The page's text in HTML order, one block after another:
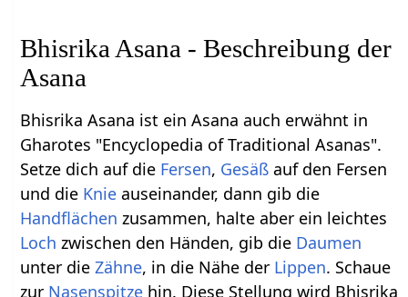
Bhisrika Asana - Beschreibung der
Asana
Bhisrika Asana ist ein Asana auch erwähnt in
Gharotes "Encyclopedia of Traditional Asanas".
Setze dich auf die Fersen, Gesäß auf den Fersen
und die Knie auseinander, dann gib die
Handflächen zusammen, halte aber ein leichtes
Loch zwischen den Händen, gib die Daumen
unter dieZähne, in die Nähe der Lippen. Schaue
zur Nasenspitze hin. Diese Stellung wird Bhisrika